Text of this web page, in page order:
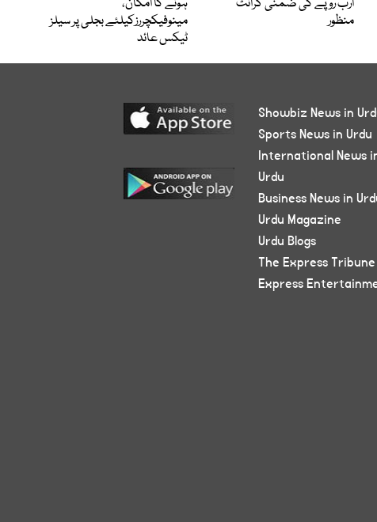
ارب روپے کی ضمنی گرانٹ
منظور
ہونے کا امکان،
مینوفیکچررزکیلئے بجلی پر سیلز
ٹیکس عائد
Showbiz News in
Sports News in Urdu
International News
Urdu
Business News in
Urdu Magazine
Urdu Blogs
The Express Tribune
Express